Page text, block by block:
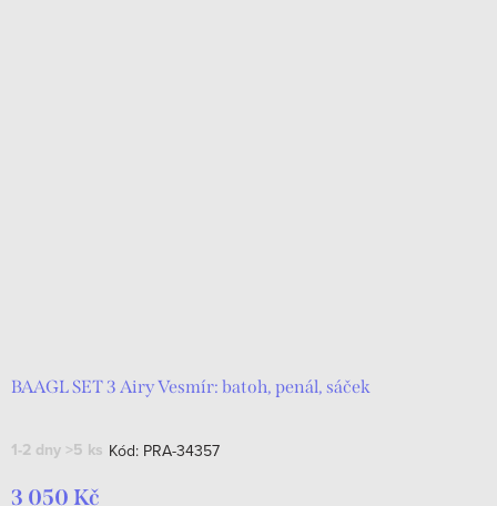
BAAGL SET 3 Airy Vesmír: batoh, penál, sáček
1-2 dny >5 ks Kód: PRA-34357
3 050 Kč